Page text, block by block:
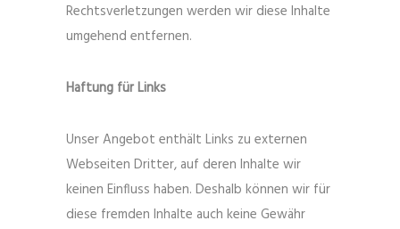
Rechtsverletzungen werden wir diese Inhalte
umgehend entfernen.
Haftung für Links
Unser Angebot enthält Links zu externen
Webseiten Dritter, auf deren Inhalte wir
keinen Einfluss haben. Deshalb können wir für
diese fremden Inhalte auch keine Gewähr